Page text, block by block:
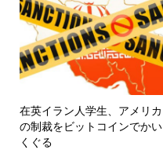
在英イラン人学生、アメリカ
の制裁をビットコインでかい
くぐる